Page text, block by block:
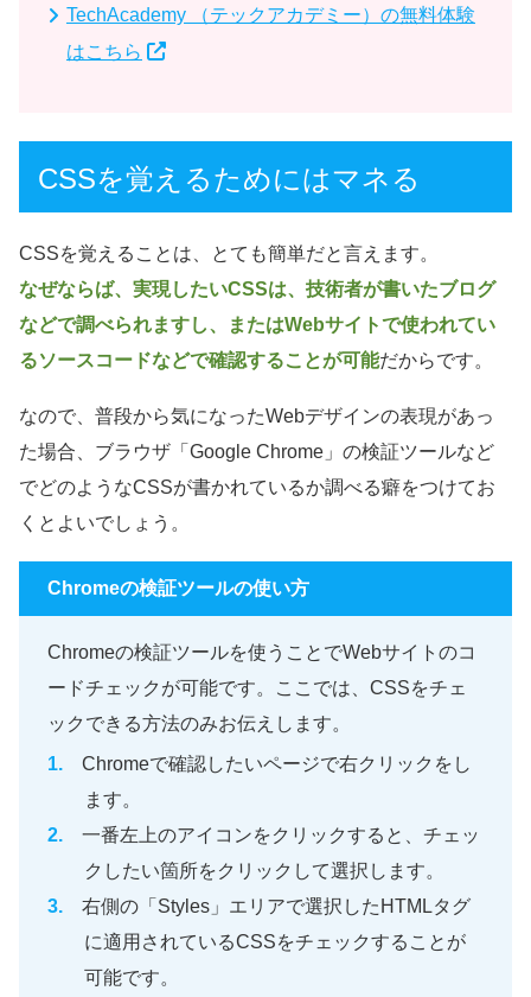
TechAcademy （テックアカデミー）の無料体験
はこちら
CSSを覚えるためにはマネる
CSSを覚えることは、とても簡単だと言えます。
なぜならば、実現したいCSSは、技術者が書いたブログ
などで調べられますし、またはWebサイトで使われてい
るソースコードなどで確認することが可能だからです。
なので、普段から気になったWebデザインの表現があっ
た場合、ブラウザ「Google Chrome」の検証ツールなど
でどのようなCSSが書かれているか調べる癖をつけてお
くとよいでしょう。
Chromeの検証ツールの使い方
Chromeの検証ツールを使うことでWebサイトのコ
ードチェックが可能です。ここでは、CSSをチェ
ックできる方法のみお伝えします。
Chromeで確認したいページで右クリックをし
ます。
一番左上のアイコンをクリックすると、チェッ
クしたい箇所をクリックして選択します。
右側の「Styles」エリアで選択したHTMLタグ
に適用されているCSSをチェックすることが
可能です。